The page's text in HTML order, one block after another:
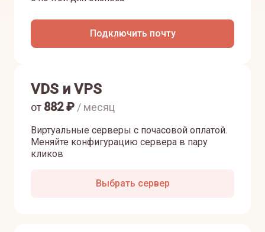
Подключить почту
VDS и VPS
Виртуальные серверы с почасовой оплатой.
Меняйте конфигурацию сервера в пару
кликов
от 882₽ / месяц
Выбрать сервер